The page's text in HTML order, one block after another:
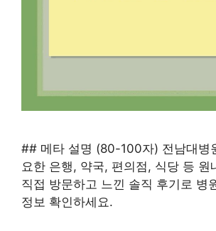
## 메타 설명 (80-100자) 전남대병
요한 은행, 약국, 편의점, 식당 등 원
직접 방문하고 느낀 솔직 후기로 병
정보 확인하세요.